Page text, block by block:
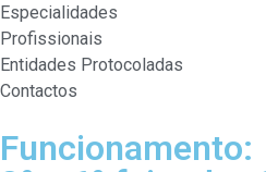
Especialidades
Profissionais
Entidades Protocoladas
Contactos
Funcionamento: